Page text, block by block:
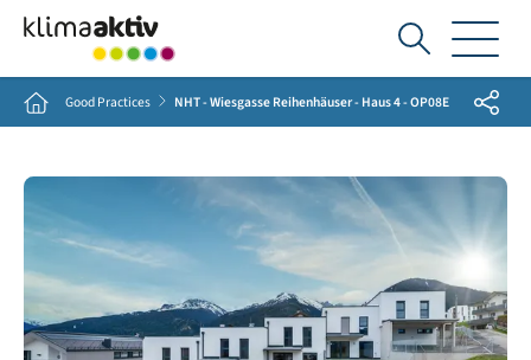
Ich
suche...
Home Good Practices NHT - Wiesgasse Reihenhäuser - Haus 4 - OP08E Share